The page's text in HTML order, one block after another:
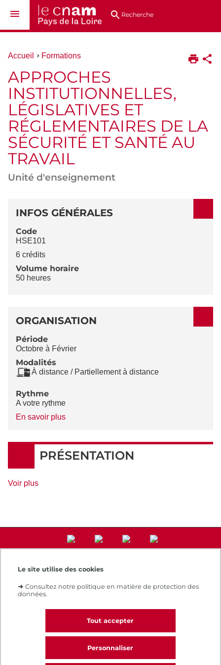
Le site utilise des cookies
➜ Consultez notre politique en matière de protection des
données.
Tout accepter
Personnaliser
au
directsRecherche
Vous
ici :
Accueil Formations
APPROCHES
INSTITUTIONNELLES,
LÉGISLATIVES ET
RÉGLEMENTAIRES DE LA
SÉCURITÉ ET SANTÉ AU
TRAVAIL
Unité d'enseignement
CALL
DÉTAILS
INFOS GÉNÉRALES
Code
HSE101
6 crédits
Volume horaire
50 heures
ORGANISATION
Période
Octobre à Février
Modalités
À distance / Partiellement à distance
Rythme
A votre rythme
En savoir plusà
Rythme
PRÉSENTATION
Voir plusde
Accès direct
Notre e-boutique
Le Cnam recrute
Contacts et plans d'accès
Réclamations